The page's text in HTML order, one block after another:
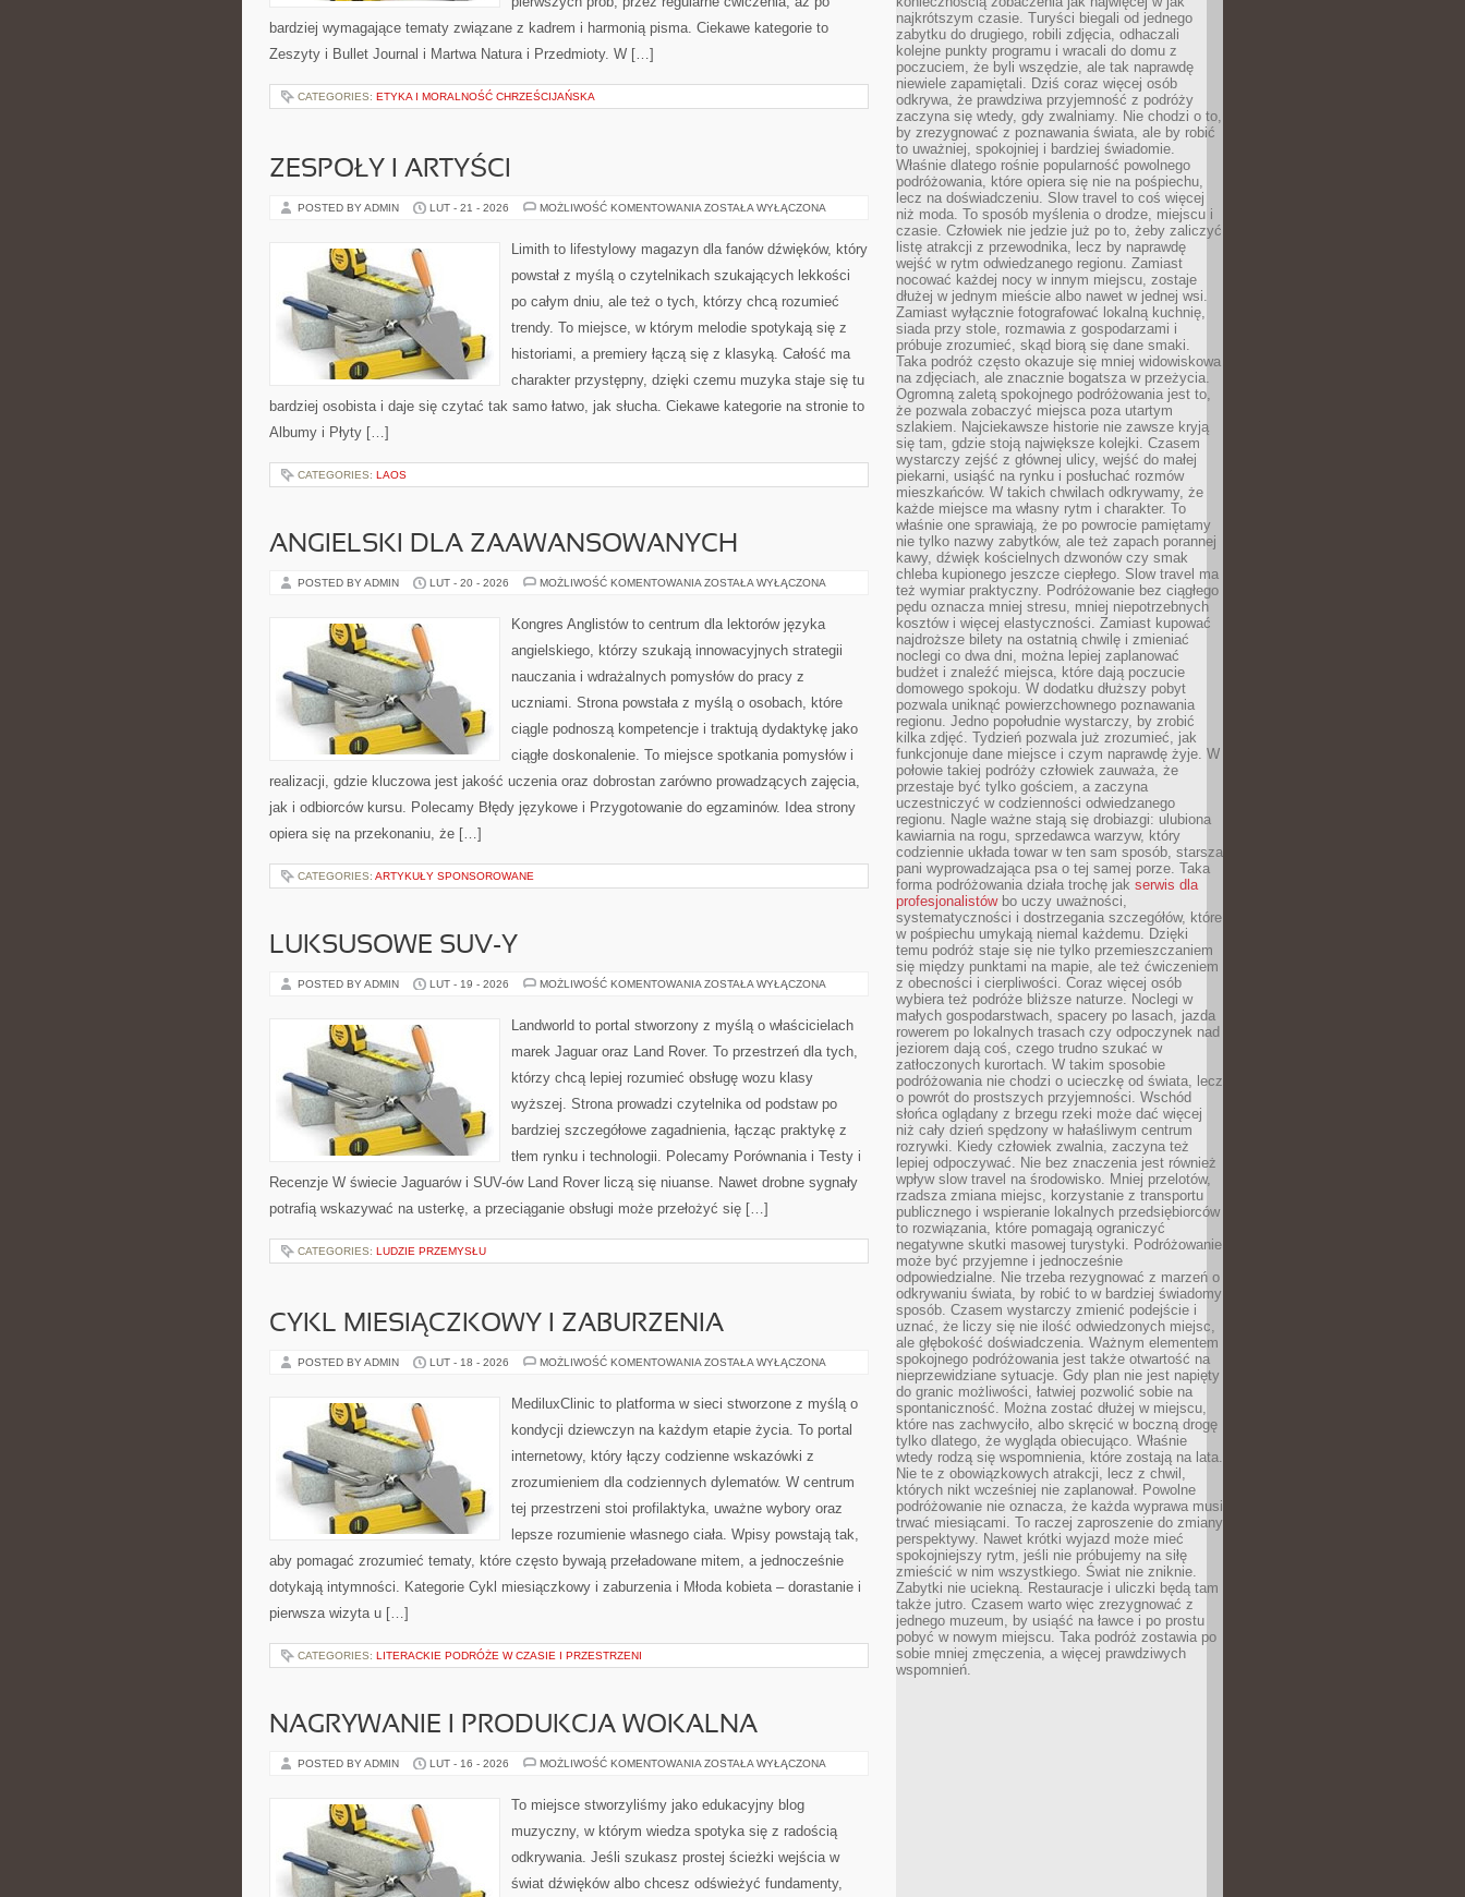
bardziej wymagające tematy związane z kadrem i harmonią pisma. Ciekawe kategorie to
Zeszyty i Bullet Journal i Martwa Natura i Przedmioty. W […]
CATEGORIES: ETYKA I MORALNOŚĆ CHRZEŚCIJAŃSKA
ZESPOŁY I ARTYŚCI
POSTED BY ADMIN LUT - 21 - 2026 MOŻLIWOŚĆ KOMENTOWANIA ZESPOŁY
ZOSTAŁA WYŁĄCZONA
Limith to lifestylowy magazyn dla fanów dźwięków, który
powstał z myślą o czytelnikach szukających lekkości
po całym dniu, ale też o tych, którzy chcą rozumieć
trendy. To miejsce, w którym melodie spotykają się z
historiami, a premiery łączą się z klasyką. Całość ma
charakter przystępny, dzięki czemu muzyka staje się tu
bardziej osobista i daje się czytać tak samo łatwo, jak słucha. Ciekawe kategorie na stronie to
Albumy i Płyty […]
CATEGORIES: LAOS
ANGIELSKI DLA ZAAWANSOWANYCH
POSTED BY ADMIN LUT - 20 - 2026 MOŻLIWOŚĆ KOMENTOWANIA ANGIELSKI
ZOSTAŁA WYŁĄCZONA
Kongres Anglistów to centrum dla lektorów języka
angielskiego, którzy szukają innowacyjnych strategii
nauczania i wdrażalnych pomysłów do pracy z
uczniami. Strona powstała z myślą o osobach, które
ciągle podnoszą kompetencje i traktują dydaktykę jako
ciągłe doskonalenie. To miejsce spotkania pomysłów i
realizacji, gdzie kluczowa jest jakość uczenia oraz dobrostan zarówno prowadzących zajęcia,
jak i odbiorców kursu. Polecamy Błędy językowe i Przygotowanie do egzaminów. Idea strony
opiera się na przekonaniu, że […]
CATEGORIES: ARTYKUŁY SPONSOROWANE
LUKSUSOWE SUV-Y
POSTED BY ADMIN LUT - 19 - 2026 MOŻLIWOŚĆ KOMENTOWANIA LUKSUSOWE
ZOSTAŁA WYŁĄCZONA
Landworld to portal stworzony z myślą o właścicielach
marek Jaguar oraz Land Rover. To przestrzeń dla tych,
którzy chcą lepiej rozumieć obsługę wozu klasy
wyższej. Strona prowadzi czytelnika od podstaw po
bardziej szczegółowe zagadnienia, łącząc praktykę z
tłem rynku i technologii. Polecamy Porównania i Testy i
Recenzje W świecie Jaguarów i SUV-ów Land Rover liczą się niuanse. Nawet drobne sygnały
potrafią wskazywać na usterkę, a przeciąganie obsługi może przełożyć się […]
CATEGORIES: LUDZIE PRZEMYSŁU
CYKL MIESIĄCZKOWY I ZABURZENIA
POSTED BY ADMIN LUT - 18 - 2026 MOŻLIWOŚĆ KOMENTOWANIA CYKL
ZABURZENIA
ZOSTAŁA WYŁĄCZONA
MediluxClinic to platforma w sieci stworzone z myślą o
kondycji dziewczyn na każdym etapie życia. To portal
internetowy, który łączy codzienne wskazówki z
zrozumieniem dla codziennych dylematów. W centrum
tej przestrzeni stoi profilaktyka, uważne wybory oraz
lepsze rozumienie własnego ciała. Wpisy powstają tak,
aby pomagać zrozumieć tematy, które często bywają przeładowane mitem, a jednocześnie
dotykają intymności. Kategorie Cykl miesiączkowy i zaburzenia i Młoda kobieta – dorastanie i
pierwsza wizyta u […]
CATEGORIES: LITERACKIE PODRÓŻE W CZASIE I PRZESTRZENI
NAGRYWANIE I PRODUKCJA WOKALNA
POSTED BY ADMIN LUT - 16 - 2026 MOŻLIWOŚĆ KOMENTOWANIA NAGRYWANIE
WOKALNA
ZOSTAŁA WYŁĄCZONA
To miejsce stworzyliśmy jako edukacyjny blog
muzyczny, w którym wiedza spotyka się z radością
odkrywania. Jeśli szukasz prostej ścieżki wejścia w
świat dźwięków albo chcesz odświeżyć fundamenty,
najkrótszym czasie. Turyści biegali od jednego
zabytku do drugiego, robili zdjęcia, odhaczali
kolejne punkty programu i wracali do domu z
poczuciem, że byli wszędzie, ale tak naprawdę
niewiele zapamiętali. Dziś coraz więcej osób
odkrywa, że prawdziwa przyjemność z podróży
zaczyna się wtedy, gdy zwalniamy. Nie chodzi o to,
by zrezygnować z poznawania świata, ale by robić
to uważniej, spokojniej i bardziej świadomie.
Właśnie dlatego rośnie popularność powolnego
podróżowania, które opiera się nie na pośpiechu,
lecz na doświadczeniu. Slow travel to coś więcej
niż moda. To sposób myślenia o drodze, miejscu i
czasie. Człowiek nie jedzie już po to, żeby zaliczyć
listę atrakcji z przewodnika, lecz by naprawdę
wejść w rytm odwiedzanego regionu. Zamiast
nocować każdej nocy w innym miejscu, zostaje
dłużej w jednym mieście albo nawet w jednej wsi.
Zamiast wyłącznie fotografować lokalną kuchnię,
siada przy stole, rozmawia z gospodarzami i
próbuje zrozumieć, skąd biorą się dane smaki.
Taka podróż często okazuje się mniej widowiskowa
na zdjęciach, ale znacznie bogatsza w przeżycia.
Ogromną zaletą spokojnego podróżowania jest to,
że pozwala zobaczyć miejsca poza utartym
szlakiem. Najciekawsze historie nie zawsze kryją
się tam, gdzie stoją największe kolejki. Czasem
wystarczy zejść z głównej ulicy, wejść do małej
piekarni, usiąść na rynku i posłuchać rozmów
mieszkańców. W takich chwilach odkrywamy, że
każde miejsce ma własny rytm i charakter. To
właśnie one sprawiają, że po powrocie pamiętamy
nie tylko nazwy zabytków, ale też zapach porannej
kawy, dźwięk kościelnych dzwonów czy smak
chleba kupionego jeszcze ciepłego. Slow travel ma
też wymiar praktyczny. Podróżowanie bez ciągłego
pędu oznacza mniej stresu, mniej niepotrzebnych
kosztów i więcej elastyczności. Zamiast kupować
najdroższe bilety na ostatnią chwilę i zmieniać
noclegi co dwa dni, można lepiej zaplanować
budżet i znaleźć miejsca, które dają poczucie
domowego spokoju. W dodatku dłuższy pobyt
pozwala uniknąć powierzchownego poznawania
regionu. Jedno popołudnie wystarczy, by zrobić
kilka zdjęć. Tydzień pozwala już zrozumieć, jak
funkcjonuje dane miejsce i czym naprawdę żyje. W
połowie takiej podróży człowiek zauważa, że
przestaje być tylko gościem, a zaczyna
uczestniczyć w codzienności odwiedzanego
regionu. Nagle ważne stają się drobiazgi: ulubiona
kawiarnia na rogu, sprzedawca warzyw, który
codziennie układa towar w ten sam sposób, starsza
pani wyprowadzająca psa o tej samej porze. Taka
forma podróżowania działa trochę jak serwis dla
profesjonalistówbo uczy uważności,
systematyczności i dostrzegania szczegółów, które
w pośpiechu umykają niemal każdemu. Dzięki
temu podróż staje się nie tylko przemieszczaniem
się między punktami na mapie, ale też ćwiczeniem
z obecności i cierpliwości. Coraz więcej osób
wybiera też podróże bliższe naturze. Noclegi w
małych gospodarstwach, spacery po lasach, jazda
rowerem po lokalnych trasach czy odpoczynek nad
jeziorem dają coś, czego trudno szukać w
zatłoczonych kurortach. W takim sposobie
podróżowania nie chodzi o ucieczkę od świata, lecz
o powrót do prostszych przyjemności. Wschód
słońca oglądany z brzegu rzeki może dać więcej
niż cały dzień spędzony w hałaśliwym centrum
rozrywki. Kiedy człowiek zwalnia, zaczyna też
lepiej odpoczywać. Nie bez znaczenia jest również
wpływ slow travel na środowisko. Mniej przelotów,
rzadsza zmiana miejsc, korzystanie z transportu
publicznego i wspieranie lokalnych przedsiębiorców
to rozwiązania, które pomagają ograniczyć
negatywne skutki masowej turystyki. Podróżowanie
może być przyjemne i jednocześnie
odpowiedzialne. Nie trzeba rezygnować z marzeń o
odkrywaniu świata, by robić to w bardziej świadomy
sposób. Czasem wystarczy zmienić podejście i
uznać, że liczy się nie ilość odwiedzonych miejsc,
ale głębokość doświadczenia. Ważnym elementem
spokojnego podróżowania jest także otwartość na
nieprzewidziane sytuacje. Gdy plan nie jest napięty
do granic możliwości, łatwiej pozwolić sobie na
spontaniczność. Można zostać dłużej w miejscu,
które nas zachwyciło, albo skręcić w boczną drogę
tylko dlatego, że wygląda obiecująco. Właśnie
wtedy rodzą się wspomnienia, które zostają na lata.
Nie te z obowiązkowych atrakcji, lecz z chwil,
których nikt wcześniej nie zaplanował. Powolne
podróżowanie nie oznacza, że każda wyprawa musi
trwać miesiącami. To raczej zaproszenie do zmiany
perspektywy. Nawet krótki wyjazd może mieć
spokojniejszy rytm, jeśli nie próbujemy na siłę
zmieścić w nim wszystkiego. Świat nie zniknie.
Zabytki nie uciekną. Restauracje i uliczki będą tam
także jutro. Czasem warto więc zrezygnować z
jednego muzeum, by usiąść na ławce i po prostu
pobyć w nowym miejscu. Taka podróż zostawia po
sobie mniej zmęczenia, a więcej prawdziwych
wspomnień.